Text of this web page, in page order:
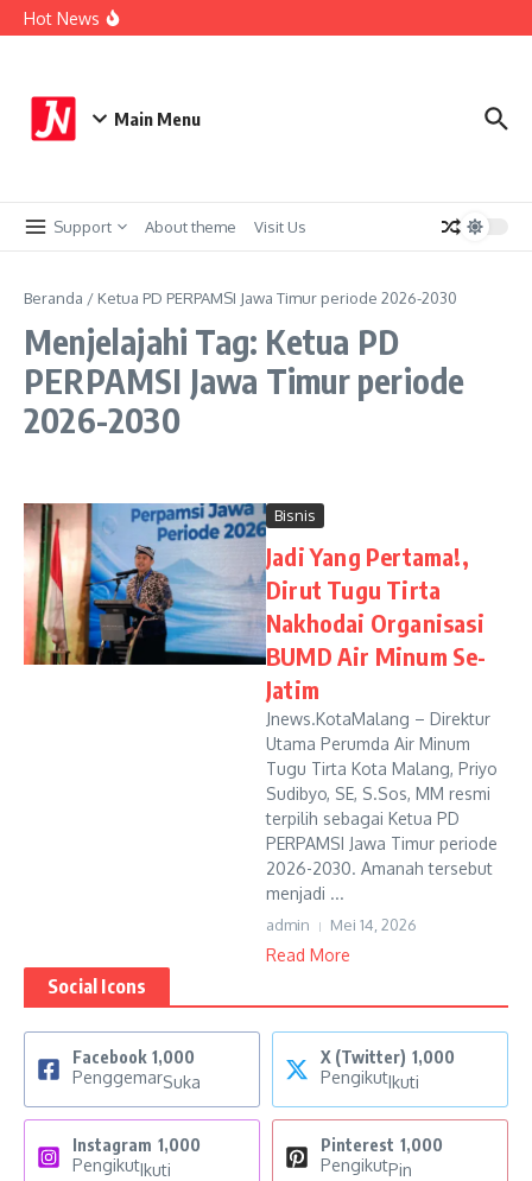
Lewati ke konten
Hot News
Main Menu
Support About theme Visit Us
Beranda / Ketua PD PERPAMSI Jawa Timur periode 2026-2030
Menjelajahi Tag: Ketua PD
PERPAMSI Jawa Timur periode
2026-2030
Bisnis
Jadi Yang Pertama!,
Dirut Tugu Tirta
Nakhodai Organisasi
BUMD Air Minum Se-
Jatim
Jnews.KotaMalang – Direktur
Utama Perumda Air Minum
Tugu Tirta Kota Malang, Priyo
Sudibyo, SE, S.Sos, MM resmi
terpilih sebagai Ketua PD
PERPAMSI Jawa Timur periode
2026-2030. Amanah tersebut
menjadi ...
admin Mei 14, 2026
Read More
Social Icons
Facebook 1,000
PenggemarSuka
X (Twitter) 1,000
PengikutIkuti
Instagram 1,000
PengikutIkuti
Pinterest 1,000
PengikutPin